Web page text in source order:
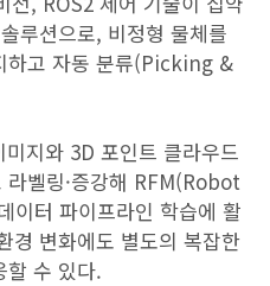
루션으로, 비정형 물체를
하고 자동 분류(Picking &
지와 3D 포인트 클라우드
벨링·증강해 RFM(Robot
터 파이프라인 학습에 활
경 변화에도 별도의 복잡한
할 수 있다.